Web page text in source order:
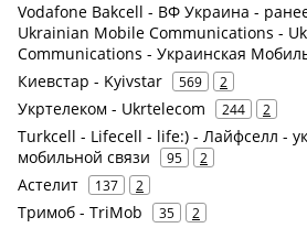
Vodafone Bakcell - ВФ Украина -
Ukrainian Mobile Communications -
Communications - Украинская
Киевстар - Kyivstar 569 2
Укртелеком - Ukrtelecom 244 2
Turkcell - Lifecell - life:) - Лайфселл -
мобильной связи
95 2
Астелит 137 2
Тримоб - TriMob 35 2